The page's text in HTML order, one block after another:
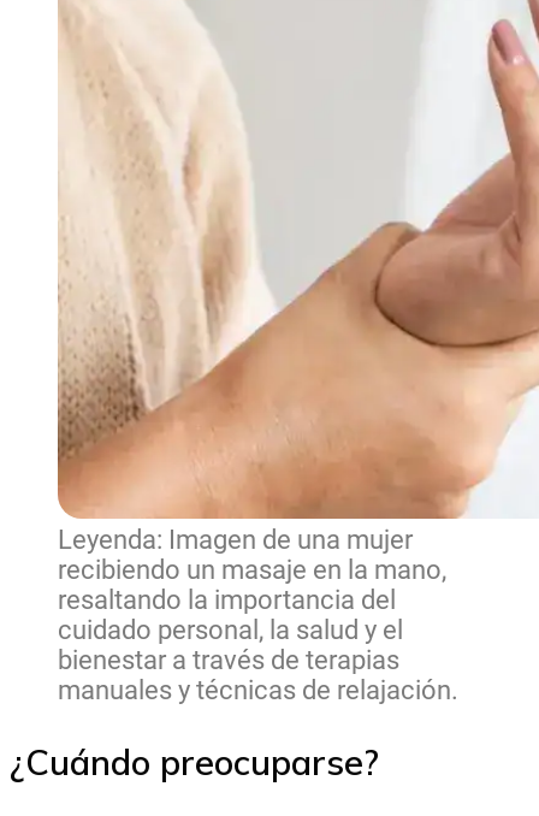
Leyenda: Imagen de una mujer
recibiendo un masaje en la mano,
resaltando la importancia del
cuidado personal, la salud y el
bienestar a través de terapias
manuales y técnicas de relajación.
¿Cuándo preocuparse?